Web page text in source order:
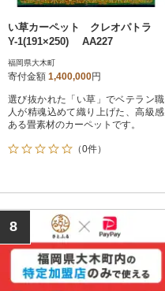
い草カーペット クレオパトラ
Y-1(191×250) AA227
福岡県大木町
寄付金額 1,400,000円
選び抜かれた「い草」でベテラン職
人が精魂込めて織り上げた、高級感
ある畳素材のカーペットです。
（0件）
8